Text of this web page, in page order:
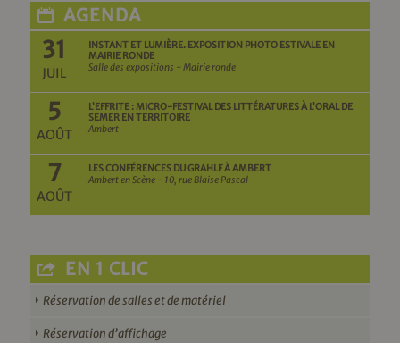
AGENDA
31
JUIL
INSTANT ET LUMIÈRE. EXPOSITION PHOTO ESTIVALE EN
MAIRIE RONDE
Salle des expositions - Mairie ronde
5
AOÛT
L’EFFRITE : MICRO-FESTIVAL DES LITTÉRATURES À L’ORAL DE
SEMER EN TERRITOIRE
Ambert
7
AOÛT
LES CONFÉRENCES DU GRAHLF À AMBERT
Ambert en Scène - 10, rue Blaise Pascal
EN 1 CLIC
Réservation de salles et de matériel
Réservation d’affichage